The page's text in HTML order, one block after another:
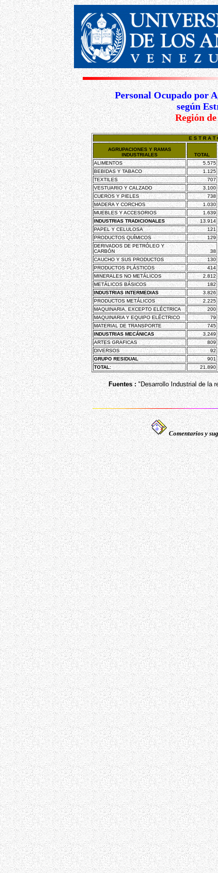
Personal Ocupado por
según
Región
E S T R A
AGRUPACIONES Y RAMAS
INDUSTRIALES
TOTAL
ALIMENTOS
5.575
BEBIDAS Y TABACO
1.125
TEXTILES
707
VESTUARIO Y CALZADO
3.100
CUEROS Y PIELES
738
MADERA Y CORCHOS
1.030
MUEBLES Y ACCESORIOS
1.639
INDUSTRIAS TRADICIONALES
13.914
PAPEL Y CELULOSA
121
PRODUCTOS QUÍMICOS
129
DERIVADOS DE PETRÓLEO Y
CARBÓN
38
CAUCHO Y SUS PRODUCTOS
130
PRODUCTOS PLÁSTICOS
414
MINERALES NO METÁLICOS
2.812
METÁLICOS BÁSICOS
182
INDUSTRIAS INTERMEDIAS
3.826
PRODUCTOS METÁLICOS
2.225
MAQUINARIA, EXCEPTO ELÉCTRICA
200
MAQUINARIA Y EQUIPO ELÉCTRICO
79
MATERIAL DE TRANSPORTE
745
INDUSTRIAS MECÁNICAS
3.249
ARTES GRAFICAS
809
DIVERSOS
92
GRUPO RESIDUAL
901
TOTAL:
21.890
Fuentes : "Desarrollo Industrial de la
Comentarios y